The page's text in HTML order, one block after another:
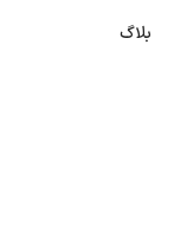
بلاگ